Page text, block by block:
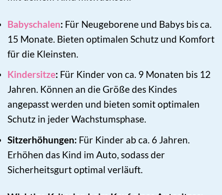
Babyschalen: Für Neugeborene und Babys bis ca.
15 Monate. Bieten optimalen Schutz und Komfort
für die Kleinsten.
Kindersitze: Für Kinder von ca. 9 Monaten bis 12
Jahren. Können an die Größe des Kindes
angepasst werden und bieten somit optimalen
Schutz in jeder Wachstumsphase.
Sitzerhöhungen: Für Kinder ab ca. 6 Jahren.
Erhöhen das Kind im Auto, sodass der
Sicherheitsgurt optimal verläuft.